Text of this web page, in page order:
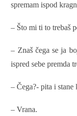
spremam ispod
– Što mi ti to trebaš
– Znaš čega se ja
ispred sebe premda
– Čega?- pita i
– Vrana.